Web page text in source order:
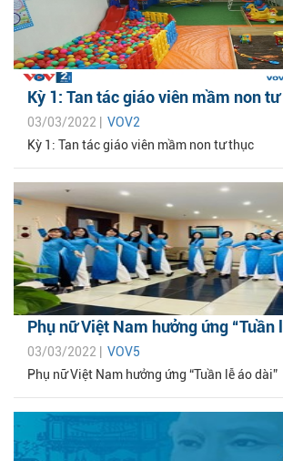
Kỳ 1: Tan tác giáo viên mầm non
03/03/2022 | VOV2
Kỳ 1: Tan tác giáo viên mầm non tư thục
Phụ nữ Việt Nam hưởng ứng “Tuần
03/03/2022 | VOV5
Phụ nữ Việt Nam hưởng ứng “Tuần lễ áo dài”